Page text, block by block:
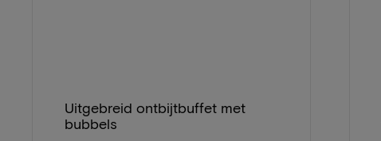
Uitgebreid ontbijtbuffet met
bubbels